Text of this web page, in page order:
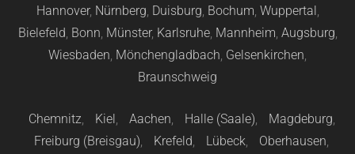
Hannover, Nürnberg, Duisburg, Bochum, Wuppertal,
Bielefeld, Bonn, Münster, Karlsruhe, Mannheim, Augsburg,
Wiesbaden, Mönchengladbach, Gelsenkirchen,
Braunschweig
Chemnitz, Kiel, Aachen, Halle (Saale), Magdeburg,
Freiburg (Breisgau), Krefeld, Lübeck, Oberhausen,